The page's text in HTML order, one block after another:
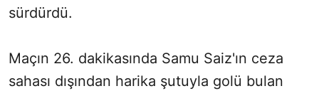
sürdürdü.
Maçın 26. dakikasında Samu Saiz'ın ceza
sahası dışından harika şutuyla golü bulan